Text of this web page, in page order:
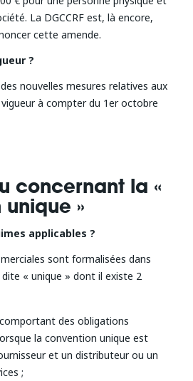
La DGCCRF est, là encore,
cette amende.
?
nouvelles mesures relatives aux
à compter du 1er octobre
concernant la «
»
applicables ?
sont formalisées dans
« unique » dont il existe 2
des obligations
la convention unique est
et un distributeur ou un
;